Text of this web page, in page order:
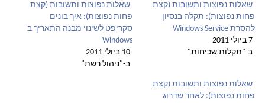
שאלות נפוצות ותשובות (קצת
פחות נפוצות): תקלה בנסיון
להסרת Windows Service
7 ביולי 2011
ב-"תקלות שכיחות"
שאלות נפוצות ותשובות (קצת
פחות נפוצות): איך בונים
סקריפט לשינוי מבנה התאריך ב-
Windows
10 ביולי 2011
ב-"ניהול רשת"
שאלות נפוצות ותשובות (קצת
פחות נפוצות): לאחר שדרוג